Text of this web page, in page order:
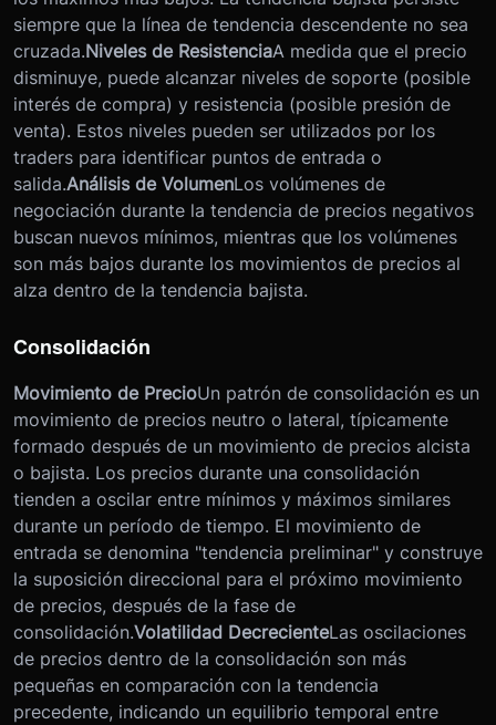
siempre que la línea de tendencia descendente no sea
cruzada.Niveles de ResistenciaA medida que el precio
disminuye, puede alcanzar niveles de soporte (posible
interés de compra) y resistencia (posible presión de
venta). Estos niveles pueden ser utilizados por los
traders para identificar puntos de entrada o
salida.Análisis de VolumenLos volúmenes de
negociación durante la tendencia de precios negativos
buscan nuevos mínimos, mientras que los volúmenes
son más bajos durante los movimientos de precios al
alza dentro de la tendencia bajista.
Consolidación
Movimiento de PrecioUn patrón de consolidación es un
movimiento de precios neutro o lateral, típicamente
formado después de un movimiento de precios alcista
o bajista. Los precios durante una consolidación
tienden a oscilar entre mínimos y máximos similares
durante un período de tiempo. El movimiento de
entrada se denomina "tendencia preliminar" y construye
la suposición direccional para el próximo movimiento
de precios, después de la fase de
consolidación.Volatilidad DecrecienteLas oscilaciones
de precios dentro de la consolidación son más
pequeñas en comparación con la tendencia
precedente, indicando un equilibrio temporal entre